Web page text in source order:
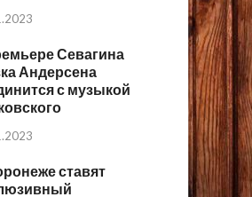
Севагина
Андерсена
с музыкой
ставят